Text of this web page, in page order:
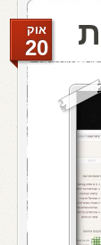
אוק
20